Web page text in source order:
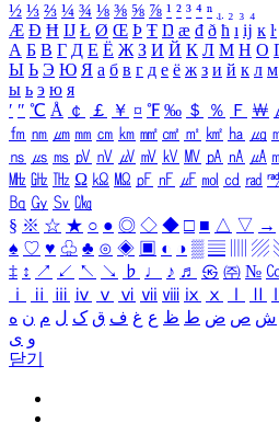
½ ⅓ ⅔ ¼ ¾ ⅛ ⅜ ⅝ ⅞ ¹ ² ³ ⁴ ⁿ ₁ ₂ ₃ ₄
Æ Ð Ħ Ĳ Ł Ø Œ Þ Ŧ Ŋ æ đ ð ħ ı ĳ ĸ ŀ
А Б В Г Д Е Ё Ж З И Й К Л М Н О
Ы Ь Э Ю Я а б в г д е ё ж з и й к л м
ы ь э ю я
′ ″ ℃ Å ￠ ￡ ￥ ¤ ℉ ‰ ＄ ％ Ｆ ￦
㎙ ㎚ ㎛ ㎜ ㎝ ㎞ ㎟ ㎠ ㎡ ㎢ ㏊ ㎍
㎱ ㎲ ㎳ ㎴ ㎵ ㎶ ㎷ ㎸ ㎹ ㎀ ㎁ ㎂
㎒ ㎓ ㎔ Ω ㏀ ㏁ ㎊ ㎋ ㎌ ㏖ ㏅ ㎭
㏃ ㏉ ㏜ ㏆
§ ※ ☆ ★ ○ ● ◎ ◇ ◆ □ ■ △ ▽ →
♠ ♡ ♥ ♧ ♣ ⊙ ◈ ▣ ◐ ◑ ▒ ▤ ▨
‡ ↕ ↗ ↙ ↖ ↘ ♭ ♩ ♪ ♬ ㉿ ㈜ №
ⅰ
ⅱ ⅲ ⅳ ⅴ ⅵ ⅶ ⅷ ⅸ ⅹ
ش ص ض ط ظ ع غ ف ق ک ل م ن ه
و ی
닫기